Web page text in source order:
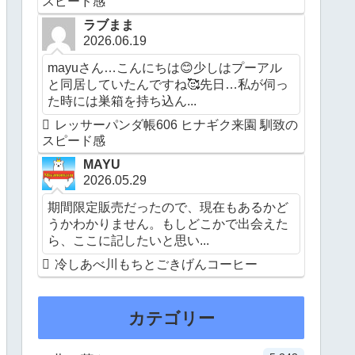
ラブまま
2026.06.19
mayuさん…こんにちは😊少しはプーアル
と同居していたんですね🥰先日…私が伺っ
た時には巣箱を持ち込ん...
レッサーパンダ帳606 ヒナギク来園 馴致の
スピード感
MAYU
2026.05.29
期間限定販売だったので、現在もあるかど
うかわかりません。もしどこかで出会えた
ら、ここに記したいと思い...
冷しあべ川もちとごきげんコーヒー
カテゴリー